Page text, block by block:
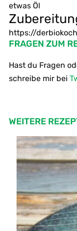
etwas Öl
https://
FRAGEN ZUM
Hast du Fragen
schreibe mir bei
WEITERE